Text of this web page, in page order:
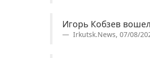
Игорь Кобзев
Irkutsk.News, 07/08/